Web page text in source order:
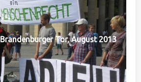
Tor, August 2013